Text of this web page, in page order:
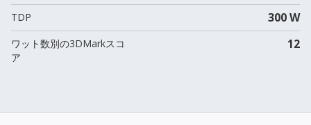
TDP 300 W
ワット数別の3DMarkスコ
ア
12